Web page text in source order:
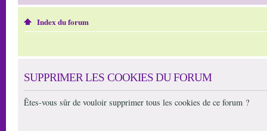
Index du forum
SUPPRIMER LES COOKIES DU FORUM
Êtes-vous sûr de vouloir supprimer tous les cookies de ce forum ?